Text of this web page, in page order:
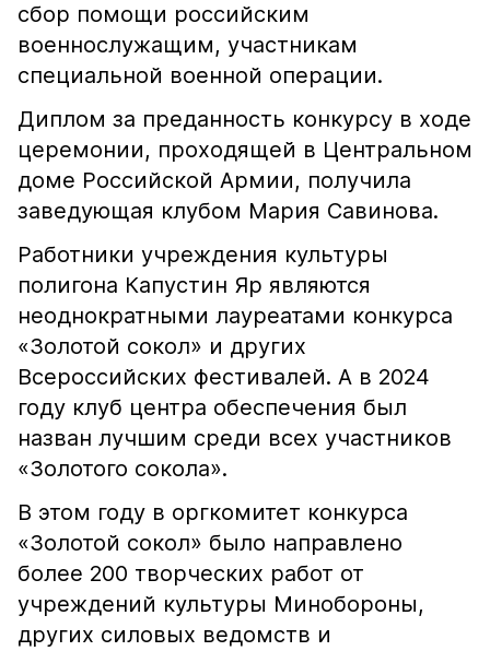
сбор помощи российским
военнослужащим, участникам
специальной военной операции.
Диплом за преданность конкурсу в ходе
церемонии, проходящей в Центральном
доме Российской Армии, получила
заведующая клубом Мария Савинова.
Работники учреждения культуры
полигона Капустин Яр являются
неоднократными лауреатами конкурса
«Золотой сокол» и других
Всероссийских фестивалей. А в 2024
году клуб центра обеспечения был
назван лучшим среди всех участников
«Золотого сокола».
В этом году в оргкомитет конкурса
«Золотой сокол» было направлено
более 200 творческих работ от
учреждений культуры Минобороны,
других силовых ведомств и